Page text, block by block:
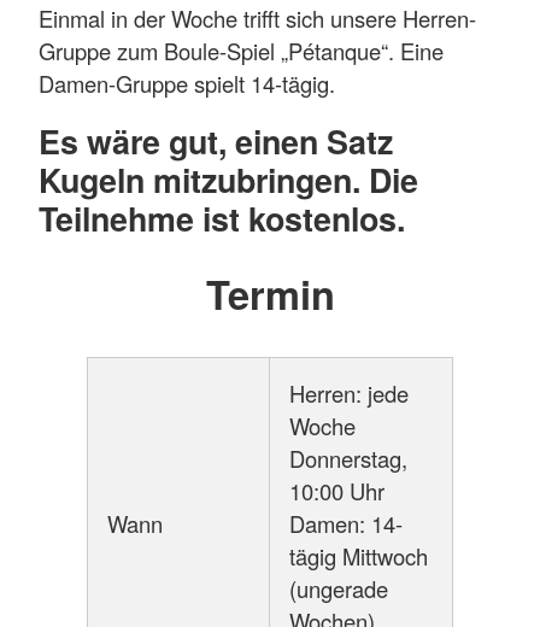
Einmal in der Woche trifft sich unsere Herren-
Gruppe zum Boule-Spiel „Pétanque“. Eine
Damen-Gruppe spielt 14-tägig.
Es wäre gut, einen Satz
Kugeln mitzubringen. Die
Teilnehme ist kostenlos.
Termin
Wann
Herren: jede
Woche
Donnerstag,
10:00 Uhr
Damen: 14-
tägig Mittwoch
(ungerade
Wochen),